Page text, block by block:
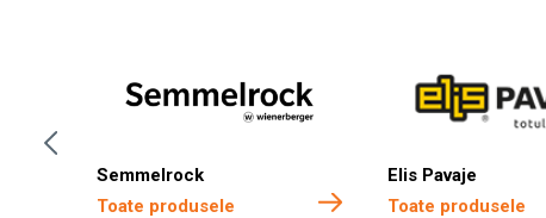
Semmelrock
Toate produsele
Elis Pavaje
Toate produsele